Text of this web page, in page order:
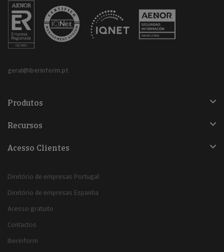
geral@iberinform.pt
Produtos
Recursos
Acesso Clientes
Diretório de empresas Portugal
Diretório de empresas Espanha
Acesso gratuito
Contactos
Iberinform